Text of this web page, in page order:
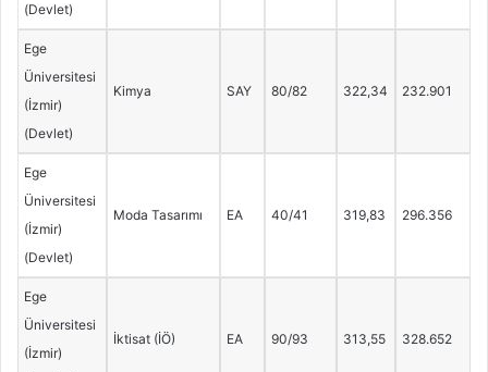
(Devlet)
Ege
Üniversitesi
(İzmir)
(Devlet)
Kimya SAY 80/82 322,34 232.901
Ege
Üniversitesi
(İzmir)
(Devlet)
Moda Tasarımı EA 40/41 319,83 296.356
Ege
Üniversitesi
(İzmir)
İktisat (İÖ) EA 90/93 313,55 328.652